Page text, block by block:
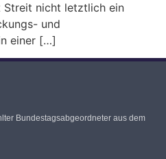
Streit nicht letztlich ein
und
einer […]
Bundestagsabgeordneter aus dem